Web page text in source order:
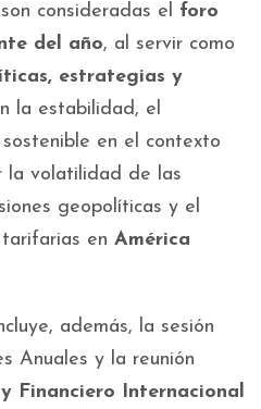
consideradas el foro
del año, al servir como
estrategias y
la estabilidad, el
en el contexto
la volatilidad de las
geopolíticas y el
en América
además, la sesión
Anuales y la reunión
Financiero Internacional